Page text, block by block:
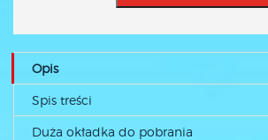
Opis
Spis treści
Duża okładka do pobrania